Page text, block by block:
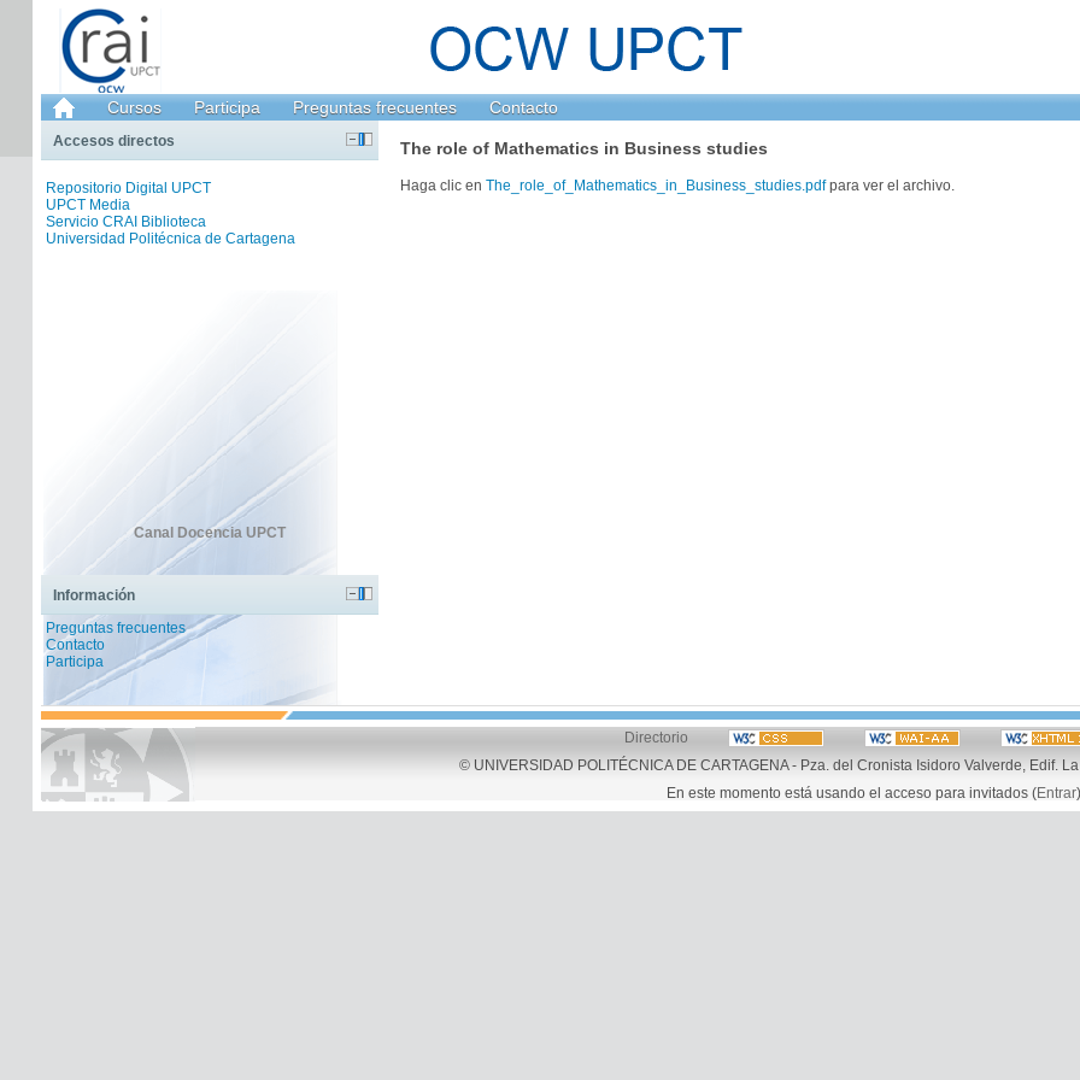
Cursos Participa Preguntas frecuentes Contacto
The role of Mathematics in Business studies
Haga clic en The_role_of_Mathematics_in_Business_studies.pdfpara ver el archivo.
Accesos directos
Repositorio Digital UPCT
UPCT Media
Servicio CRAI Biblioteca
Universidad Politécnica de Cartagena
Canal Docencia UPCT
Información
Preguntas frecuentes
Contacto
Participa
Directorio
© UNIVERSIDAD POLITÉCNICA DE CARTAGENA - Pza. del Cronista Isidoro Valverde, Edif.
En este momento está usando el acceso para invitados (Entrar)